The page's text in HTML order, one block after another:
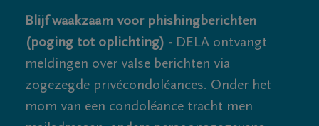
Blijf waakzaam voor phishingberichten
(poging tot oplichting) - DELA ontvangt
meldingen over valse berichten via
zogezegde privécondoléances. Onder het
mom van een condoléance tracht men